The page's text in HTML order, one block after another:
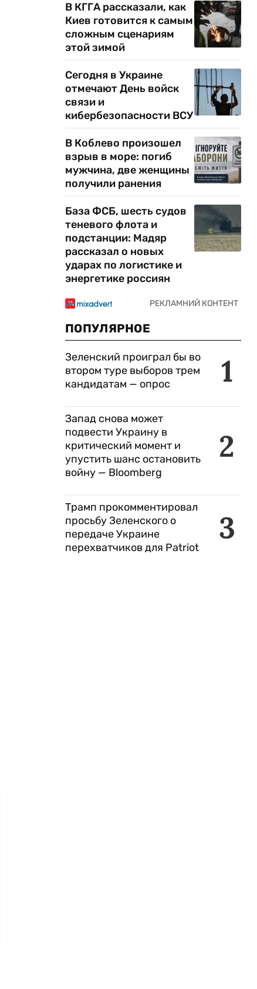
В КГГА рассказали, как
Киев готовится к самым
сложным сценариям
этой зимой
Сегодня в Украине
отмечают День войск
связи и
кибербезопасности ВСУ
В Коблево произошел
взрыв в море: погиб
мужчина, две женщины
получили ранения
База ФСБ, шесть судов
теневого флота и
подстанции: Мадяр
рассказал о новых
ударах по логистике и
энергетике россиян
ПОПУЛЯРНОЕ
1
Зеленский проиграл бы во
втором туре выборов трем
кандидатам — опрос
2
Запад снова может
подвести Украину в
критический момент и
упустить шанс остановить
войну — Bloomberg
3
Трамп прокомментировал
просьбу Зеленского о
передаче Украине
перехватчиков для Patriot